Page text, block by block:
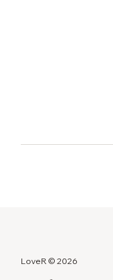
LoveR © 2026